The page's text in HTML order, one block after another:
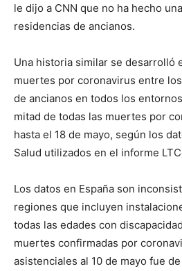
le dijo a CNN que no ha hecho
residencias de ancianos.
Una historia similar se desarrolló
muertes por coronavirus entre
de ancianos en todos los
mitad de todas las muertes por
hasta el 18 de mayo, según los
Salud utilizados en el informe
Los datos en España son
regiones que incluyen
todas las edades con
muertes confirmadas por
asistenciales al 10 de mayo fue